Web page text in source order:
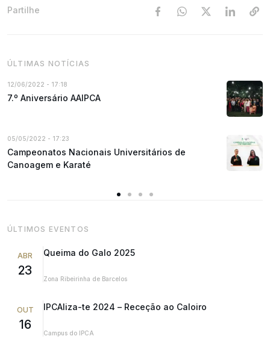
Partilhe
ÚLTIMAS NOTÍCIAS
7.º Aniversário AAIPCA
12/06/2022 - 17:18
Campeonatos Nacionais Universitários de
Canoagem e Karaté
05/05/2022 - 17:23
ÚLTIMOS EVENTOS
ABR
23
Queima do Galo 2025
Zona Ribeirinha de Barcelos
OUT
16
IPCAliza-te 2024 – Receção ao Caloiro
Campus do IPCA